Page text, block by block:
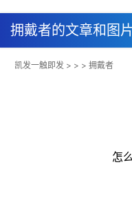
拥戴者的文章和图
凯发一触即发 > > > 拥戴者
怎